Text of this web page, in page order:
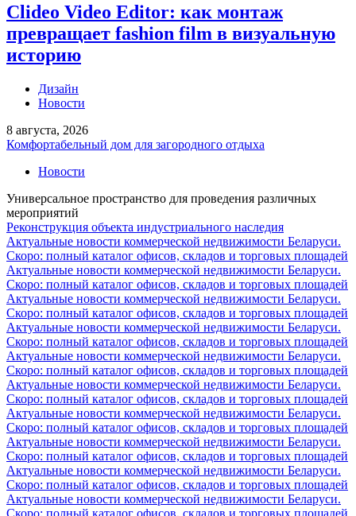
Clideo Video Editor: как монтаж
превращает fashion film в визуальную
историю
Дизайн
Новости
8 августа, 2026
Комфортабельный дом для загородного отдыха
Новости
Универсальное пространство для проведения различных
мероприятий
Реконструкция объекта индустриального наследия
Актуальные новости коммерческой недвижимости Беларуси.
Скоро: полный каталог офисов, складов и торговых площадей
Актуальные новости коммерческой недвижимости Беларуси.
Скоро: полный каталог офисов, складов и торговых площадей
Актуальные новости коммерческой недвижимости Беларуси.
Скоро: полный каталог офисов, складов и торговых площадей
Актуальные новости коммерческой недвижимости Беларуси.
Скоро: полный каталог офисов, складов и торговых площадей
Актуальные новости коммерческой недвижимости Беларуси.
Скоро: полный каталог офисов, складов и торговых площадей
Актуальные новости коммерческой недвижимости Беларуси.
Скоро: полный каталог офисов, складов и торговых площадей
Актуальные новости коммерческой недвижимости Беларуси.
Скоро: полный каталог офисов, складов и торговых площадей
Актуальные новости коммерческой недвижимости Беларуси.
Скоро: полный каталог офисов, складов и торговых площадей
Актуальные новости коммерческой недвижимости Беларуси.
Скоро: полный каталог офисов, складов и торговых площадей
Актуальные новости коммерческой недвижимости Беларуси.
Скоро: полный каталог офисов, складов и торговых площадей